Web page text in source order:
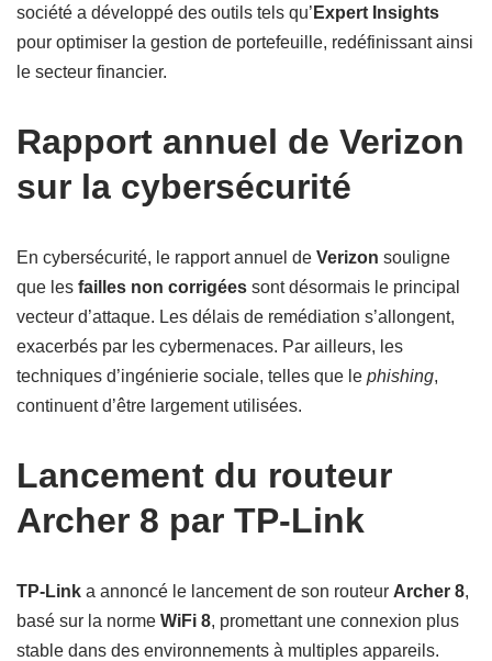
société a développé des outils tels qu’ Expert Insights
pour optimiser la gestion de portefeuille, redéfinissant ainsi
le secteur financier.
Rapport annuel de Verizon
sur la cybersécurité
En cybersécurité, le rapport annuel de Verizon souligne
que les failles non corrigées sont désormais le principal
vecteur d’attaque. Les délais de remédiation s’allongent,
exacerbés par les cybermenaces. Par ailleurs, les
techniques d’ingénierie sociale, telles que le phishing,
continuent d’être largement utilisées.
Lancement du routeur
Archer 8 par TP-Link
TP-Link a annoncé le lancement de son routeur Archer 8,
basé sur la norme WiFi 8, promettant une connexion plus
stable dans des environnements à multiples appareils.